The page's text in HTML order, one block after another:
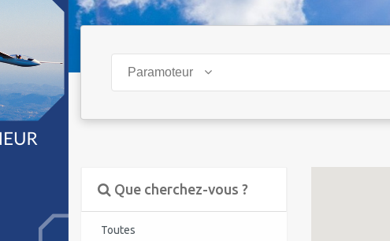
Paramoteur
Que cherchez-vous ?
Toutes